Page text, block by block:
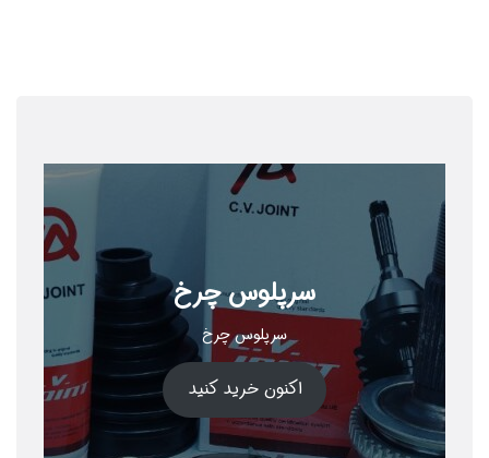
سرپلوس چرخ
سرپلوس چرخ
اکنون خرید کنید